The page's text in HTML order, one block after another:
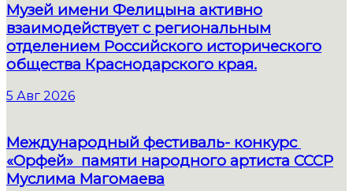
Музей имени Фелицына активно
взаимодействует с региональным
отделением Российского исторического
общества Краснодарского края.
5 Авг 2026
Международный фестиваль- конкурс
«Орфей» памяти народного артиста СССР
Муслима Магомаева